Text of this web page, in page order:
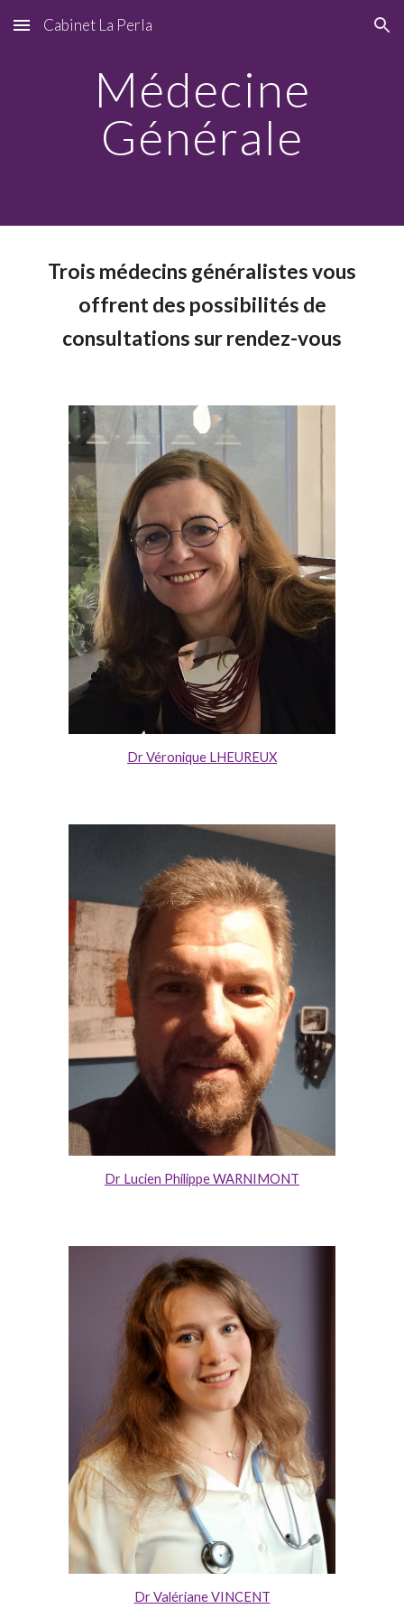
Skip to main content Skip to navigation
Cabinet La Perla
Médecine
Générale
Trois médecins généralistes vous
offrent des possibilités de
consultations sur rendez-vous
Dr Véronique LHEUREUX
Dr Lucien Philippe WARNIMONT
Dr Valériane VINCENT